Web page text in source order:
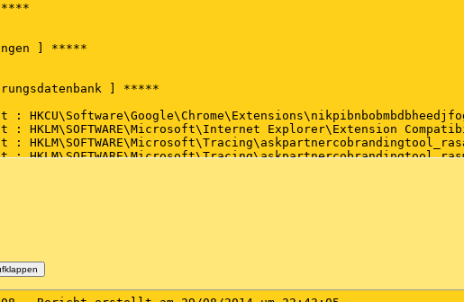
] *****
] *****
:
: HKLM\SOFTWARE\Microsoft\Internet Explorer\Extension
:
:
HKLM\SOFTWARE\Microsoft\Tracing\au__rasmancs
HKLM\SOFTWARE\Microsoft\Tracing\LatestDLMgr_RASAPI32
HKLM\SOFTWARE\Microsoft\Tracing\TaskScheduler_RASAPI32
HKLM\SOFTWARE\Microsoft\Tracing\TaskScheduler_RASMANCS
HKLM\SOFTWARE\Classes\Toolbar.CT2625848